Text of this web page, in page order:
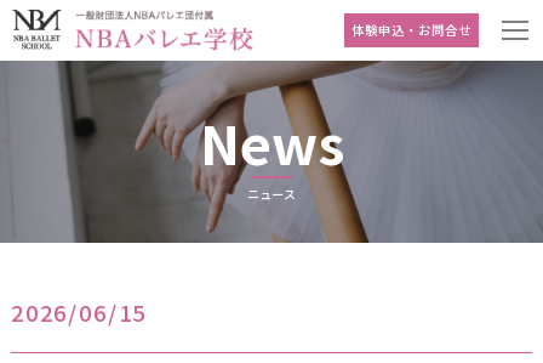
体験申込・お問合せ
News
ニュース
2026/06/15